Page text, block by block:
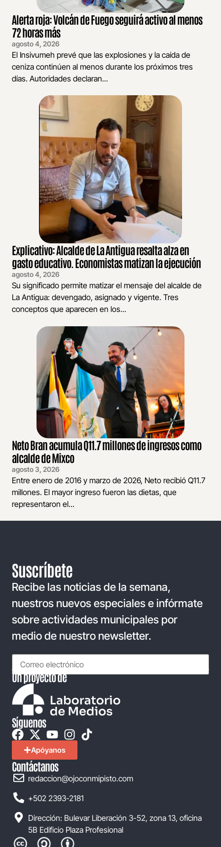
Alerta roja: Volcán de Fuego seguirá activo al menos
72 horas más
agosto 4, 2026
El Insivumeh prevé que las explosiones y la caída de
ceniza continúen al menos durante los próximos tres
días. Autoridades declaran...
Explicativo: Alcalde de La Antigua resalta alza en
gasto educativo. Economistas matizan la ejecución
agosto 4, 2026
Su significado permite matizar el mensaje del alcalde de
La Antigua: devengado, asignado y vigente. Tres
conceptos que aparecen en los...
Neto Bran acumula Q11.7 millones de ingresos como
alcalde de Mixco
agosto 3, 2026
Entre enero de 2016 y marzo de 2026, Neto recibió Q11.7
millones. El mayor ingreso fueron las dietas, que
representaron el...
Suscríbete
Recibe las noticias de la semana,
nuestros nuevos especiales e infórmate
sobre actividades municipales por
medio de nuestro newsletter.
Un proyecto de
Síguenos
Apóyanos
Contáctanos
redaccion@ojoconmipisto.com
+502 2393-2181
Dirección: Bulevar Liberación 3-52, zona 13, oficina
5B Edificio Plaza Profesional